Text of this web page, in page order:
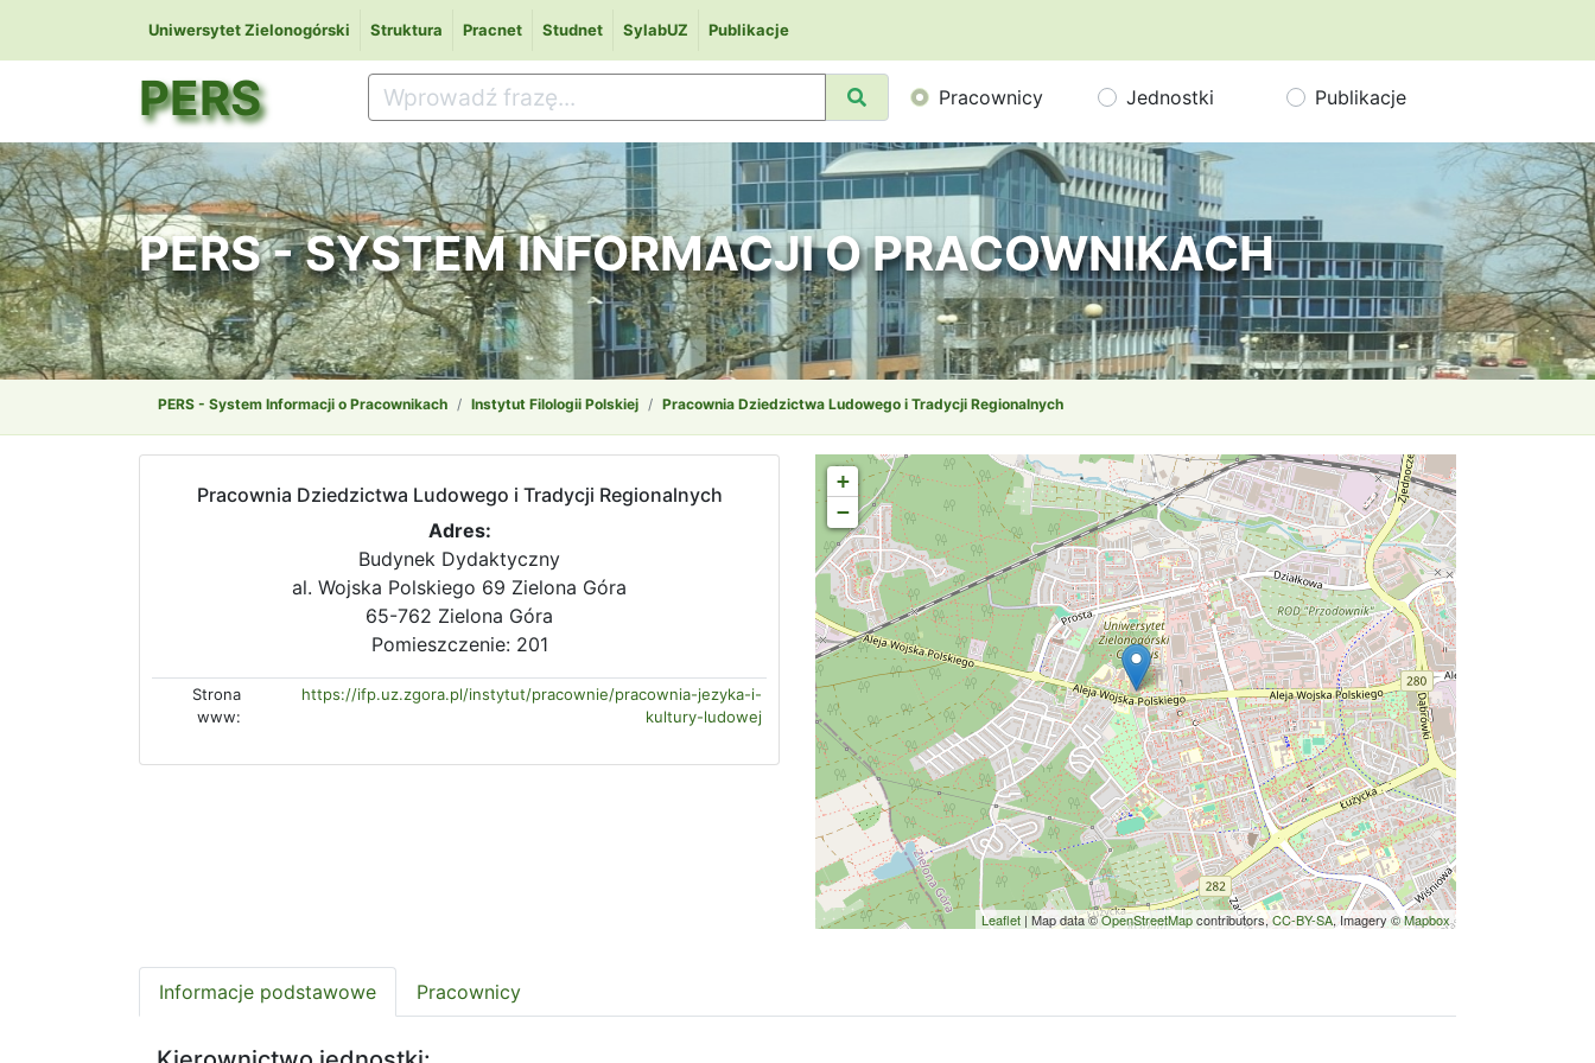
Uniwersytet Zielonogórski Struktura Pracnet Studnet SylabUZ Publikacje
PERS Pracownicy Jednostki Publikacje
PERS - SYSTEM INFORMACJI O PRACOWNIKACH
PERS - System Informacji o Pracownikach Instytut Filologii Polskiej Pracownia Dziedzictwa Ludowego i Tradycji Regionalnych
Pracownia Dziedzictwa Ludowego i Tradycji Regionalnych
Adres:
Budynek Dydaktyczny
al. Wojska Polskiego 69 Zielona Góra
65-762 Zielona Góra
Pomieszczenie: 201
Strona
www:
https://ifp.uz.zgora.pl/instytut/pracownie/pracownia-jezyka-i-
kultury-ludowej
+
−
Leaflet | Map data ©OpenStreetMapcontributors,CC-BY-SA, Imagery ©Mapbox
Informacje podstawowe Pracownicy